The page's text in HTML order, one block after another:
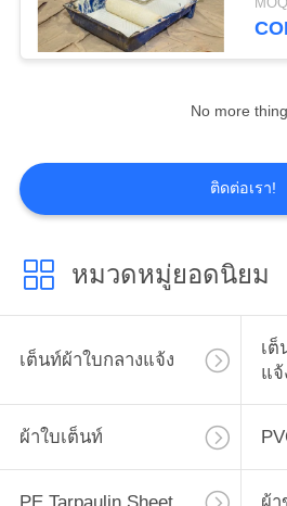
เต็นท์พับ
เต๊นท์แคมปิ้ง
No more
ติดต่อเรา!
หมวดหมู่ยอดนิยม
เต็นท์ผ้าใบกลางแจ้ง
เต็
แจ้
ผ้าใบเต็นท์